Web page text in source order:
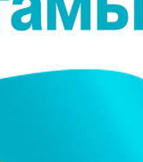
директоры
кінәлі деп